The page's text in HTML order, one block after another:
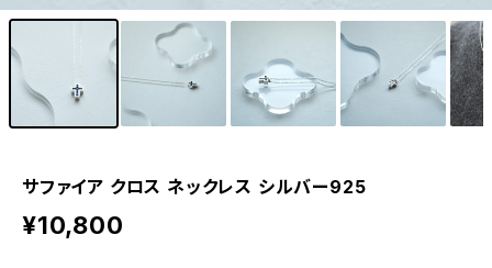
サファイア クロス ネックレス シルバー925
¥10,800